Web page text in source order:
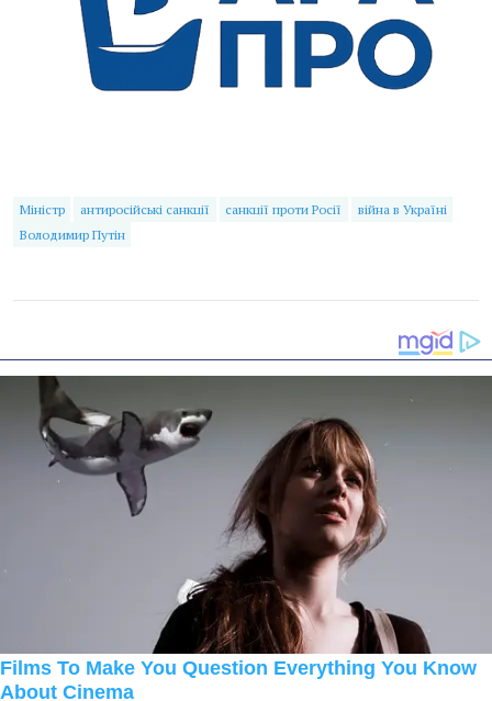
Міністр антиросійські санкції санкції проти Росії
війна в Україні
Володимир Путін